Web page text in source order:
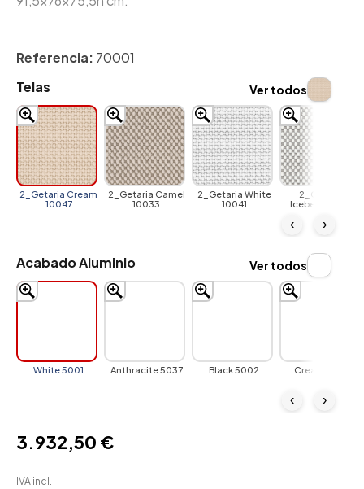
Referencia: 70001
Telas
2_Getaria Cream
10047
2_Getaria Camel
10033
2_Getaria White
10041
2_Getaria
Iceberg 10037
‹ ›
Ver todos
Acabado Aluminio
White 5001 Anthracite 5037 Black 5002 Cream 5036
‹ ›
Ver todos
3.932,50 €
IVA incl.